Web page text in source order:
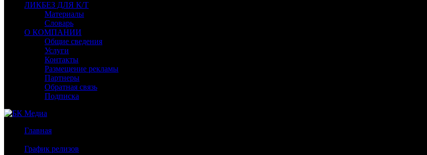
ЛИКБЕЗ ДЛЯ К/Т
Материалы
Словарь
О КОМПАНИИ
Общие сведения
Услуги
Контакты
Размещение рекламы
Партнеры
Обратная связь
Подписка
Главная
График релизов